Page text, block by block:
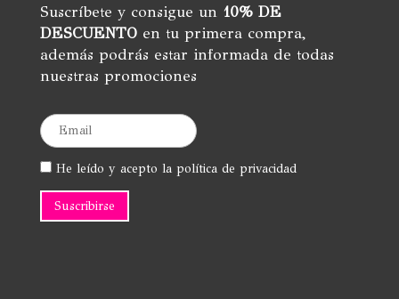
Suscríbete y consigue un 10% DE
DESCUENTOen tu primera compra,
además podrás estar informada de todas
nuestras promociones
He leído y acepto la política de privacidad